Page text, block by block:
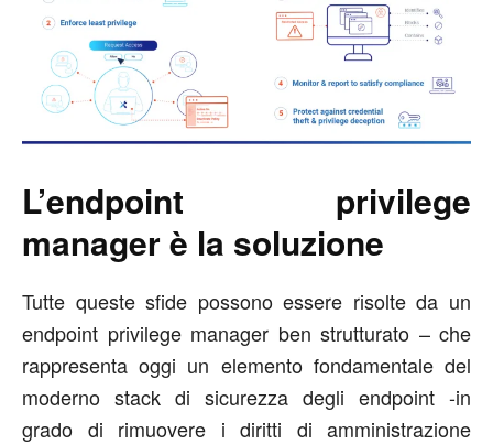
L’endpoint privilege
manager è la soluzione
Tutte queste sfide possono essere risolte da un
endpoint privilege manager ben strutturato – che
rappresenta oggi un elemento fondamentale del
moderno stack di sicurezza degli endpoint -in
grado di rimuovere i diritti di amministrazione